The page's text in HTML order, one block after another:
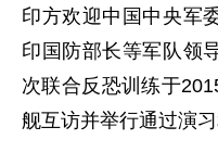
印方欢迎中国中央军
印国防部长等军队领
次联合反恐训练于
舰互访并举行通过演习